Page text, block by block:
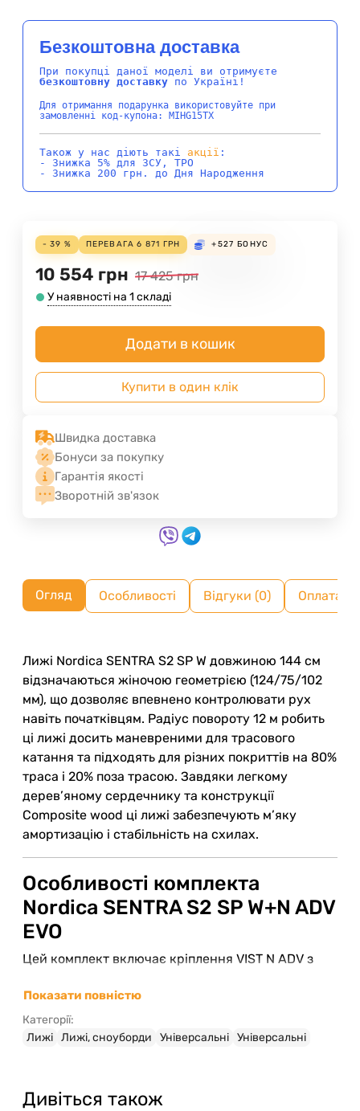
Безкоштовна доставка
При покупці даної моделі ви отримуєте
безкоштовну доставку по Україні!
Для отримання подарунка використовуйте при
замовленні код-купона: MIHG15TX
Також у нас діють такі акції :
- Знижка 5% для ЗСУ, ТРО
- Знижка 200 грн. до Дня Народження
- 39 % ПЕРЕВАГА6 871 ГРН +527 БОНУС
10 554 грн 17 425 грн
У наявності на 1 складі
Додати в кошик
Купити в один клік
Швидка доставка
Бонуси за покупку
Гарантія якості
Зворотній зв'язок
Огляд Особливості Відгуки (0) Оплата
Лижі Nordica SENTRA S2 SP W довжиною 144 см
відзначаються жіночою геометрією (124/75/102
мм), що дозволяє впевнено контролювати рух
навіть початківцям. Радіус повороту 12 м робить
ці лижі досить маневреними для трасового
катання та підходять для різних покриттів на 80%
траса і 20% поза трасою. Завдяки легкому
дерев’яному сердечнику та конструкції
Composite wood ці лижі забезпечують м’яку
амортизацію і стабільність на схилах.
Особливості комплекта
Nordica SENTRA S2 SP W+N ADV
EVO
Цей комплект включає кріплення VIST N ADV з
гарантує надійне утримання черевика і плавність
спрацьовування при падінні. Поверхня, яка
ковзає, виготовлена з UHMW graphite
конструкції рокера додатково полегшує ініціацію
Показати повністю
Категорії:
Лижі Лижі, сноуборди Універсальні Універсальні
Дивіться також